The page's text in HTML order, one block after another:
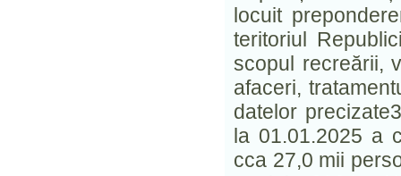
locuit
teritoriul
scopul recreării,
afaceri,
datelor
la 01.01.2025 a
cca 27,0 mii